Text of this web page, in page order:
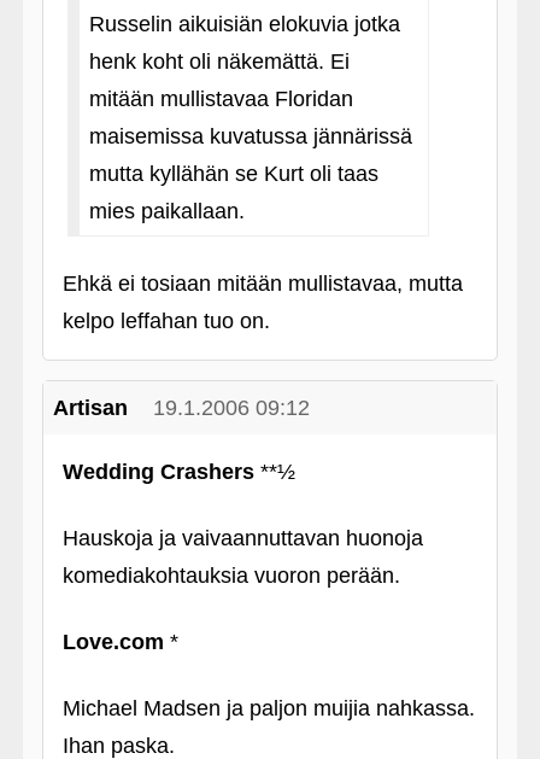
Russelin aikuisiän elokuvia jotka
henk koht oli näkemättä. Ei
mitään mullistavaa Floridan
maisemissa kuvatussa jännärissä
mutta kyllähän se Kurt oli taas
mies paikallaan.
Ehkä ei tosiaan mitään mullistavaa, mutta
kelpo leffahan tuo on.
Artisan 19.1.2006 09:12
Wedding Crashers**½
Hauskoja ja vaivaannuttavan huonoja
komediakohtauksia vuoron perään.
Love.com *
Michael Madsen ja paljon muijia nahkassa.
Ihan paska.